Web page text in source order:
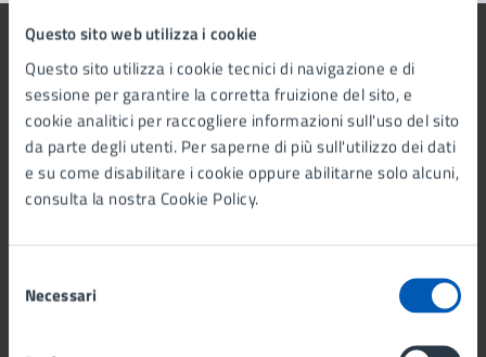
Questo sito web utilizza i cookie
Questo sito utilizza i cookie tecnici di navigazione e di
sessione per garantire la corretta fruizione del sito, e
cookie analitici per raccogliere informazioni sull'uso del sito
da parte degli utenti. Per saperne di più sull'utilizzo dei dati
e su come disabilitare i cookie oppure abilitarne solo alcuni,
consulta la nostra Cookie Policy.
delNecessari
Comune di Lissone
AMMINISTRAZIONE
Enti e fondazioni